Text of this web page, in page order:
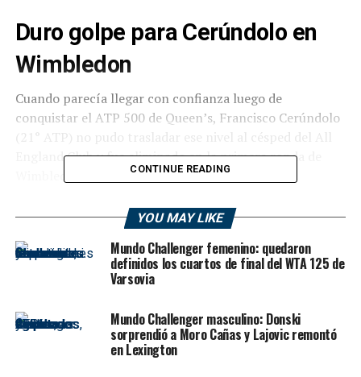
Duro golpe para Cerúndolo en
Wimbledon
Cuando parecía llegar con confianza luego de
conquistar el ATP 500 de Queen’s, Francisco Cerúndolo
(21° ATP) no pudo trasladar ese nivel al césped del All
England Club y fue eliminado en la primera ronda de
El argentino cayó ante el español Jaume Munar (44°)
por 6-1, 6-4 y 6-3 en un partido donde nunca logró
imponer su juego. Munar, que había tenido una discreta
gira previa sobre césped, aprovechó cada oportunidad y
dominó el encuentro de principio a fin.
La autocrítica de Francisco
Cerúndolo
CONTINUE READING
YOU MAY LIKE
Mundo Challenger femenino: quedaron
definidos los cuartos de final del WTA 125 de
Varsovia
Mundo Challenger masculino: Donski
sorprendió a Moro Cañas y Lajovic remontó
en Lexington